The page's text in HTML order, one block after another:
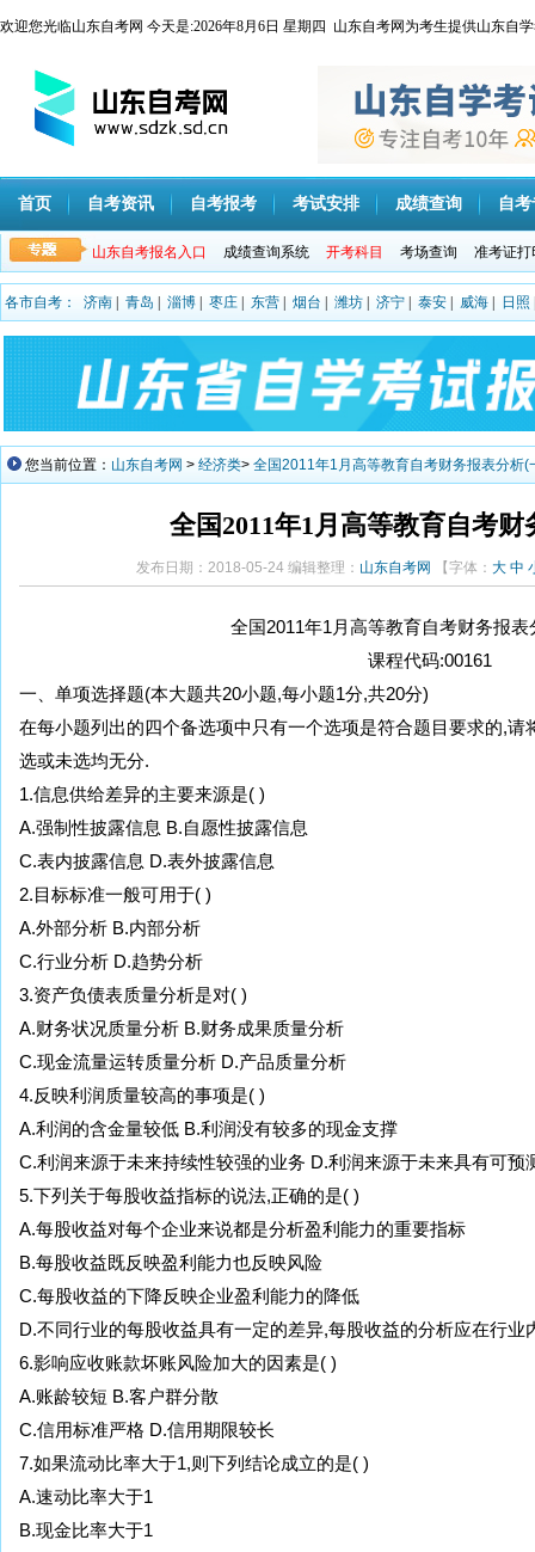
欢迎您光临山东自考网 今天是:2026年8月6日 星期四 山东自考网为考生提供山东自
首页 自考资讯 自考报考 考试安排 成绩查询 自
山东自考报名入口 成绩查询系统 开考科目 考场查询 准考证打
各市自考： 济南 青岛 淄博 枣庄 东营 烟台 潍坊 济宁 泰安 威海 日照
您当前位置： 山东自考网 > 经济类> 全国2011年1月高等教育自考财务报表分析(
全国2011年1月高等教育自考
发布日期：2018-05-24 编辑整理： 山东自考网 【字体： 大 中
全国2011年1月高等教育自考财务报表
课程代码:00161
一、单项选择题(本大题共20小题,每小题1分,共20分)
在每小题列出的四个备选项中只有一个选项是符合题目要求的,
选或未选均无分.
1.信息供给差异的主要来源是( )
A.强制性披露信息 B.自愿性披露信息
C.表内披露信息 D.表外披露信息
2.目标标准一般可用于( )
A.外部分析 B.内部分析
C.行业分析 D.趋势分析
3.资产负债表质量分析是对( )
A.财务状况质量分析 B.财务成果质量分析
C.现金流量运转质量分析 D.产品质量分析
4.反映利润质量较高的事项是( )
A.利润的含金量较低 B.利润没有较多的现金支撑
C.利润来源于未来持续性较强的业务 D.利润来源于未来具有可预
5.下列关于每股收益指标的说法,正确的是( )
A.每股收益对每个企业来说都是分析盈利能力的重要指标
B.每股收益既反映盈利能力也反映风险
C.每股收益的下降反映企业盈利能力的降低
D.不同行业的每股收益具有一定的差异,每股收益的分析应在行业
6.影响应收账款坏账风险加大的因素是( )
A.账龄较短 B.客户群分散
C.信用标准严格 D.信用期限较长
7.如果流动比率大于1,则下列结论成立的是( )
A.速动比率大于1
B.现金比率大于1